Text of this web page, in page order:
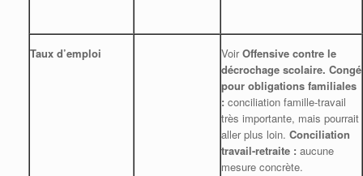
Taux d’emploi VoirOffensive contre le
décrochage scolaire. Congé
pour obligations familiales
: conciliation famille-travail
très importante, mais pourrait
aller plus loin. Conciliation
travail-retraite : aucune
mesure concrète.